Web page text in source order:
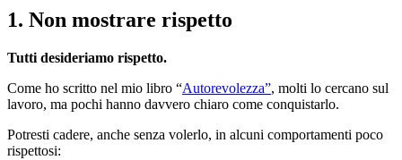
1. Non mostrare rispetto
Tutti desideriamo rispetto.
Come ho scritto nel mio libro “Autorevolezza”, molti lo cercano sul
lavoro, ma pochi hanno davvero chiaro come conquistarlo.
Potresti cadere, anche senza volerlo, in alcuni comportamenti poco
rispettosi: